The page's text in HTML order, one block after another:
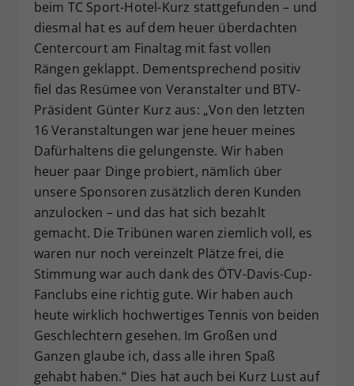
beim TC Sport-Hotel-Kurz stattgefunden – und
diesmal hat es auf dem heuer überdachten
Centercourt am Finaltag mit fast vollen
Rängen geklappt. Dementsprechend positiv
fiel das Resümee von Veranstalter und BTV-
Präsident Günter Kurz aus: „Von den letzten
16 Veranstaltungen war jene heuer meines
Dafürhaltens die gelungenste. Wir haben
heuer paar Dinge probiert, nämlich über
unsere Sponsoren zusätzlich deren Kunden
anzulocken – und das hat sich bezahlt
gemacht. Die Tribünen waren ziemlich voll, es
waren nur noch vereinzelt Plätze frei, die
Stimmung war auch dank des ÖTV-Davis-Cup-
Fanclubs eine richtig gute. Wir haben auch
heute wirklich hochwertiges Tennis von beiden
Geschlechtern gesehen. Im Großen und
Ganzen glaube ich, dass alle ihren Spaß
gehabt haben.“ Dies hat auch bei Kurz Lust auf